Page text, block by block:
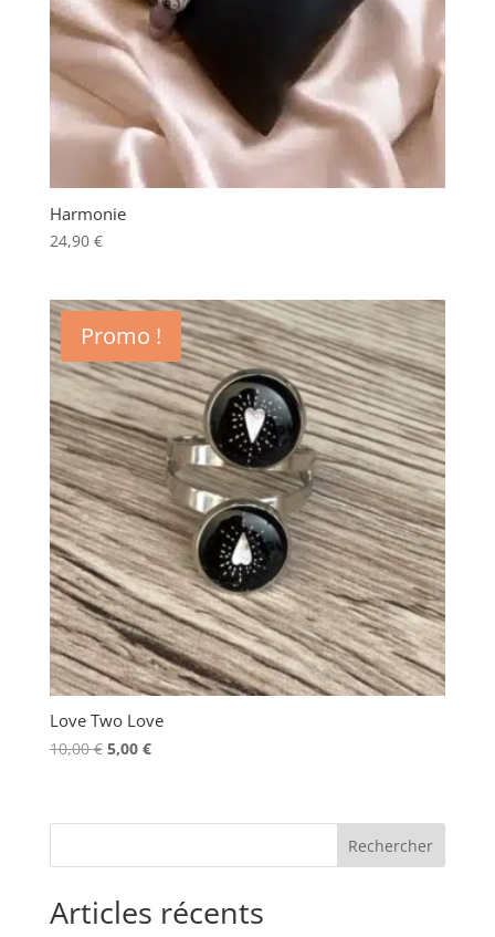
Harmonie
24,90 €
Promo !
Love Two Love
10,00€ Le
était :
5,00 €Le
est :
Articles récents